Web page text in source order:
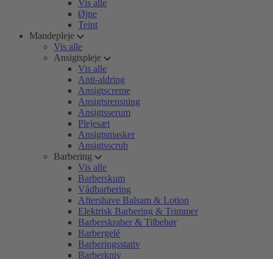
Vis alle
Øjne
Teint
Mandepleje
Vis alle
Ansigtspleje
Vis alle
Anti-aldring
Ansigtscreme
Ansigtsrensning
Ansigtsserum
Plejesæt
Ansigtsmasker
Ansigtsscrub
Barbering
Vis alle
Barberskum
Vådbarbering
Aftershave Balsam & Lotion
Elektrisk Barbering & Trimmer
Barberskraber & Tilbehør
Barbergelé
Barberingsstativ
Barberkniv